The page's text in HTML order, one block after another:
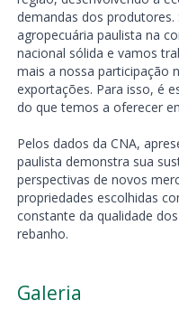
demandas dos
agropecuária paulista na
nacional sólida e vamos
mais a nossa participação
exportações. Para isso, é
do que temos a oferecer
Pelos dados da CNA,
paulista demonstra sua
perspectivas de novos
propriedades escolhidas
constante da qualidade
rebanho.
Galeria